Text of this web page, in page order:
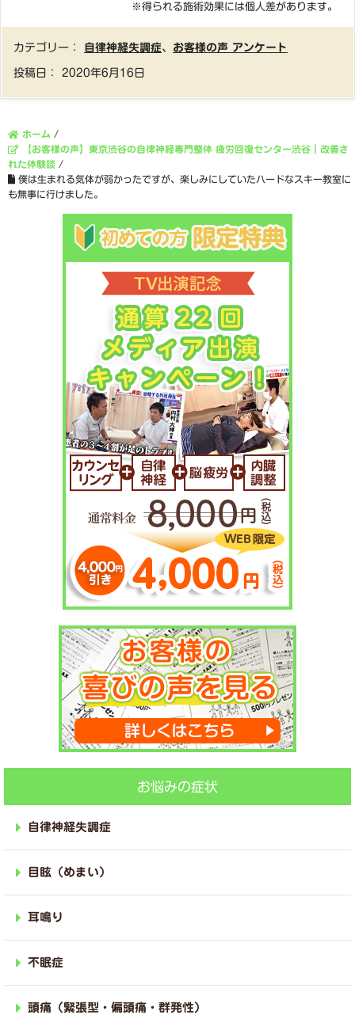
※得られる施術効果には個人差があります。
カテゴリー： 自律神経失調症、 お客様の声 アンケート
投稿日： 2020年6月16日
ホーム /
【お客様の声】東京渋谷の自律神経専門整体 疲労回復センター渋谷｜改善さ
れた体験談 /
僕は生まれる気体が弱かったですが、楽しみにしていたハードなスキー教室に
も無事に行けました。
お悩みの症状
自律神経失調症
目眩（めまい）
耳鳴り
不眠症
頭痛（緊張型・偏頭痛・群発性）